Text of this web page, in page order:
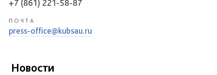
+7 (861) 221-58-87
ПОЧТА
press-office@kubsau.ru
Новости